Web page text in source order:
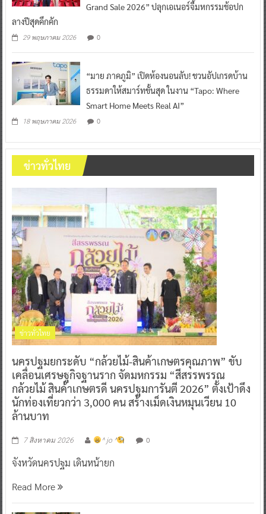
Grand Sale 2026” ปลุกเอเนอร์จี้มหกรรมช้อปก
ลางปีสุดคึกคัก
29 พฤษภาคม 2026 0
“มาย ภาคภูมิ” เปิดห้องนอนลับ! ชวนอัปเกรดบ้าน
ธรรมดาให้สมาร์ทขั้นสุด ในงาน “Tapo: Where
Smart Home Meets Real AI”
18 พฤษภาคม 2026 0
ข่าวทั่วไทย
ข่าวทั่วไทย
นครปฐมยกระดับ “กล้วยไม้-สินค้าเกษตรคุณภาพ” ขับ
เคลื่อนเศรษฐกิจฐานราก จัดมหกรรม “สีสรรพรรณ
กล้วยไม้ สินค้าเกษตรดี นครปฐมการันตี 2026” ตั้งเป้าดึง
นักท่องเที่ยวกว่า 3,000 คน สร้างเม็ดเงินหมุนเวียน 10
ล้านบาท
7 สิงหาคม 2026 ^ jo ^ 0
จังหวัดนครปฐม เดินหน้ายก
Read More